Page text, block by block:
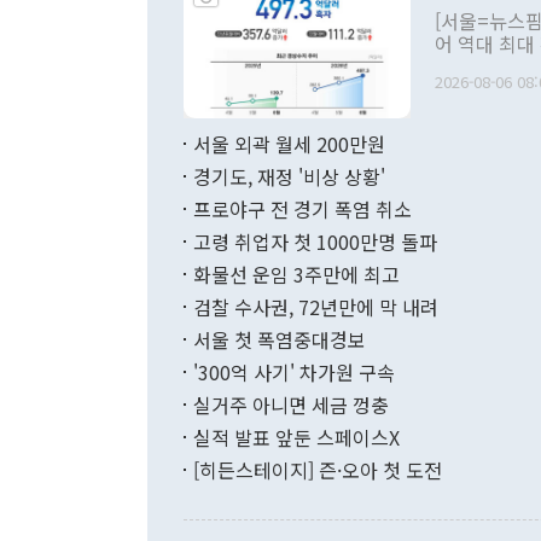
관의 대북
관 부처 장
관의 무리한
다. [정동영 통일부 장관이 지난달 23일 오후 서울 종로구 정부서울청사에
무너졌다고
함께 4자 대
"우리의 선
관은 업무
[서울=뉴스
어 역대 최
료=한국은행] 한국은행이 6일 발표한 '2026년 6월 국제수지(잠정)'
며 월간 기
196.9% 급
수출은
기록했지만
로 전환됐다.
는 배당수입
2026-08-06
서울 외곽 월세 200만원
경기도, 재정 '비상 상황'
프로야구 전 경기 폭염 취소
고령 취업자 첫 1000만명 돌파
화물선 운임 3주만에 최고
검찰 수사권, 72년만에 막 내려
서울 첫 폭염중대경보
'300억 사기' 차가원 구속
실거주 아니면 세금 껑충
실적 발표 앞둔 스페이스X
[히든스테이지] 즌·오아 첫 도전